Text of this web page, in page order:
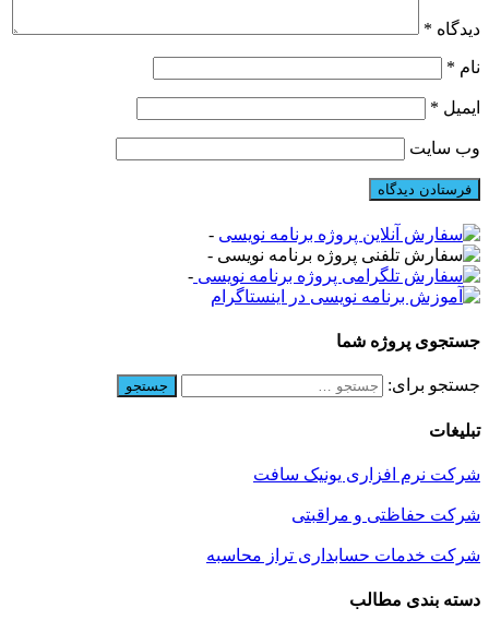
دیدگاه *
نام *
ایمیل *
وب‌ سایت
-
-
-
جستجوی پروژه شما
جستجو برای:
تبلیغات
شرکت نرم افزاری یونیک سافت
شرکت حفاظتی و مراقبتی
شرکت خدمات حسابداری تراز محاسبه
دسته بندی مطالب